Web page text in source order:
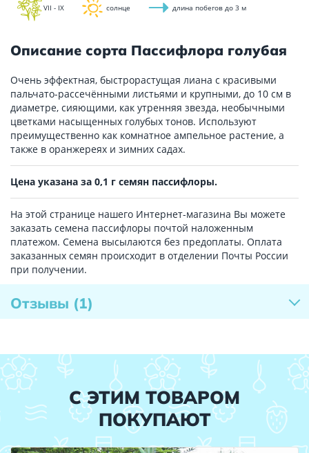
VII - IX солнце длина побегов до 3 м
Описание сорта Пассифлора голубая
Очень эффектная, быстрорастущая лиана с красивыми
пальчато-рассечёнными листьями и крупными, до 10 см в
диаметре, сияющими, как утренняя звезда, необычными
цветками насыщенных голубых тонов. Используют
преимущественно как комнатное ампельное растение, а
также в оранжереях и зимних садах.
Цена указана за 0,1 г семян пассифлоры.
На этой странице нашего Интернет-магазина Вы можете
заказать семена пассифлоры почтой наложенным
платежом. Семена высылаются без предоплаты. Оплата
заказанных семян происходит в отделении Почты России
при получении.
Отзывы (1)
С ЭТИМ ТОВАРОМ
ПОКУПАЮТ